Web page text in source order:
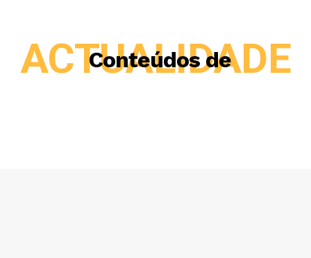
Conteúdos de
ACTUALIDADE